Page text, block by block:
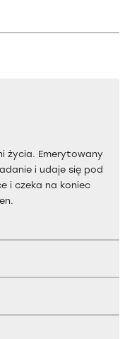
życia. Emerytowany
i udaje się pod
i czeka na koniec